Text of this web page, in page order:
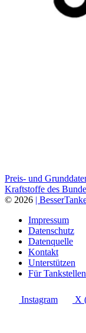
Preis- und
Kraftstoffe des
© 2026 |
Impressum
Datenschutz
Datenquelle
Kontakt
Unterstützen
Für Tankstellen
Instagram X